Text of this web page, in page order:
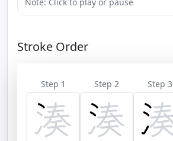
Note: Click to play or pause
Stroke Order
Step 1 Step 2 Step 3